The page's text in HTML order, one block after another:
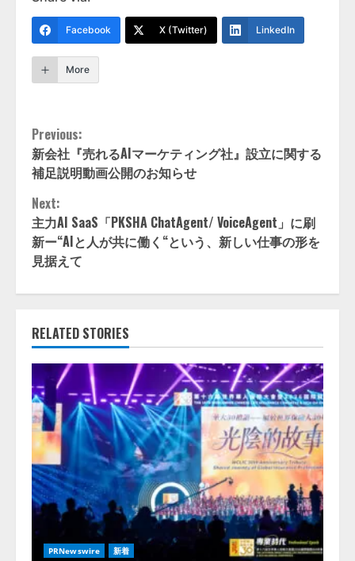
Facebook X (Twitter) LinkedIn
More
Continue
Reading
Previous:
新会社『売れるAIマーケティング社』設立に関する
補足説明動画公開のお知らせ
Next:
主力AI SaaS「PKSHA ChatAgent/ VoiceAgent」に刷
新ー“AIと人が共に働く“という、新しい仕事の形を
見据えて
RELATED STORIES
PRNewswire 新着